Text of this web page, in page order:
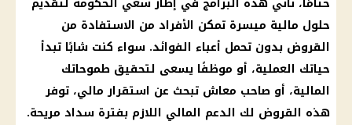
حلول مالية ميسرة تمكن الأفراد من الاستفادة من
القروض بدون تحمل أعباء الفوائد. سواء كنت شابًا تبدأ
حياتك العملية، أو موظفًا يسعى لتحقيق طموحاتك
المالية، أو صاحب معاش تبحث عن استقرار مالي، توفر
هذه القروض لك الدعم المالي اللازم بفترة سداد مريحة.